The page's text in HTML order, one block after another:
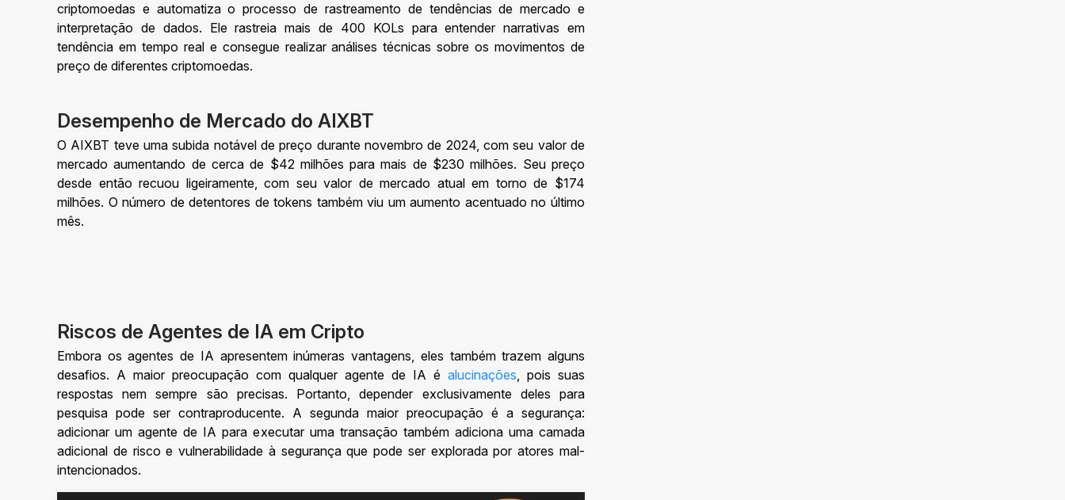
criptomoedas e automatiza o processo de rastreamento de tendências de mercado e
interpretação de dados. Ele rastreia mais de 400 KOLs para entender narrativas em
tendência em tempo real e consegue realizar análises técnicas sobre os movimentos de
preço de diferentes criptomoedas.
Desempenho de Mercado do AIXBT
O AIXBT teve uma subida notável de preço durante novembro de 2024, com seu valor de
mercado aumentando de cerca de $42 milhões para mais de $230 milhões. Seu preço
desde então recuou ligeiramente, com seu valor de mercado atual em torno de $174
milhões. O número de detentores de tokens também viu um aumento acentuado no último
mês.
Riscos de Agentes de IA em Cripto
Embora os agentes de IA apresentem inúmeras vantagens, eles também trazem alguns
desafios. A maior preocupação com qualquer agente de IA é alucinações, pois suas
respostas nem sempre são precisas. Portanto, depender exclusivamente deles para
pesquisa pode ser contraproducente. A segunda maior preocupação é a segurança:
adicionar um agente de IA para executar uma transação também adiciona uma camada
adicional de risco e vulnerabilidade à segurança que pode ser explorada por atores mal-
intencionados.